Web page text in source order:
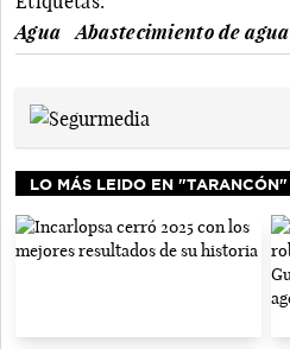
Agua
Abastecimiento de agua
LO MÁS LEIDO EN "TARANCÓN"